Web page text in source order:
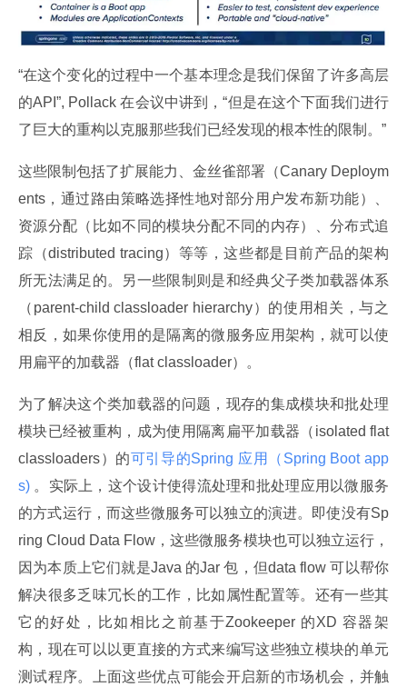
“在这个变化的过程中一个基本理念是我们保留了许多高层
的API”, Pollack 在会议中讲到，“但是在这个下面我们进行
了巨大的重构以克服那些我们已经发现的根本性的限制。”
这些限制包括了扩展能力、金丝雀部署（Canary Deploym
ents，通过路由策略选择性地对部分用户发布新功能）、
资源分配（比如不同的模块分配不同的内存）、分布式追
踪（distributed tracing）等等，这些都是目前产品的架构
所无法满足的。另一些限制则是和经典父子类加载器体系
（parent-child classloader hierarchy）的使用相关，与之
相反，如果你使用的是隔离的微服务应用架构，就可以使
用扁平的加载器（flat classloader）。
为了解决这个类加载器的问题，现存的集成模块和批处理
模块已经被重构，成为使用隔离扁平加载器（isolated flat
classloaders）的可引导的Spring 应用（Spring Boot app
s) 。实际上，这个设计使得流处理和批处理应用以微服务
的方式运行，而这些微服务可以独立的演进。即使没有Sp
ring Cloud Data Flow，这些微服务模块也可以独立运行，
因为本质上它们就是Java 的Jar 包，但data flow 可以帮你
解决很多乏味冗长的工作，比如属性配置等。还有一些其
它的好处，比如相比之前基于Zookeeper 的XD 容器架
构，现在可以以更直接的方式来编写这些独立模块的单元
测试程序。上面这些优点可能会开启新的市场机会，并触